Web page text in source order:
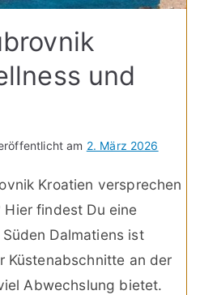
und
am 2. März 2026
Kroatien versprechen
Hier findest Du eine
Dalmatiens ist
Küstenabschnitte an der
Abwechslung bietet.